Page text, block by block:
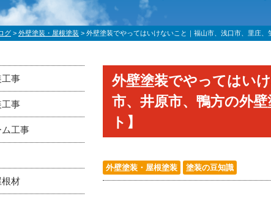
グ > 外壁塗装・屋根塗装 > 外壁塗装でやってはいけないこと｜福山市、浅口市、里庄
外壁塗装でやってはい
市、井原市、鴨方の外
ト】
外壁塗装・屋根塗装 塗装の豆知識
事
工事
ム工事
材